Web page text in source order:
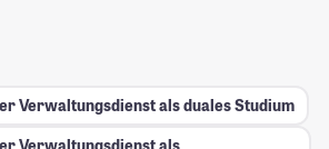
Verwaltungsdienst als duales Studium